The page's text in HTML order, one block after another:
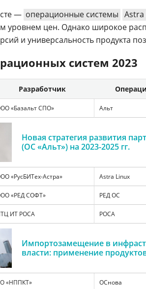
— операционные системы Astra
уровнем цен. Однако широкое
и универсальность продукта
систем 2023
Разработчик
«Базальт СПО» Альт
Новая стратегия развития
(ОС «Альт») на 2023-2025 гг.
«РусБИТех-Астра» Astra Linux
«РЕД СОФТ» РЕД ОС
ИТ РОСА РОСА
Импортозамещение в
власти: применение
«НППКТ» ОСнова